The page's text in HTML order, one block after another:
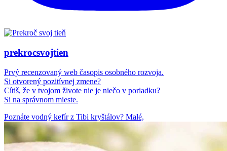
prekrocsvojtien
Prvý recenzovaný web časopis osobného rozvoja.
Si otvorený pozitívnej zmene?
Cítiš, že v tvojom živote nie je niečo v poriadku?
Si na správnom mieste.
Poznáte vodný kefír z Tibi kryštálov? Malé,